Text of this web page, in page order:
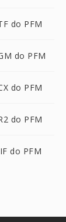
do PFM
do PFM
do PFM
do PFM
do PFM